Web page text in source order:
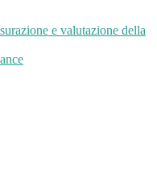
e valutazione della